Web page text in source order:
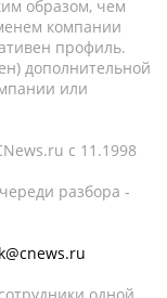
образом, чем
компании
профиль.
дополнительной
или
c 11.1998
разбора -